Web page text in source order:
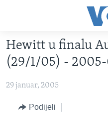
glavni
sadržaj
Pređi
na
navigaciju
TV PROGRAM
VIDEO
FOTOGRAFIJE DANA
VIJESTI
Hewitt u finalu
(29/1/05) - 2005-
29 januar, 2005
Podijeli